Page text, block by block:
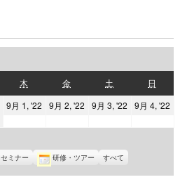
木
曜
日
金金
曜
日
土
曜
日
日
曜
日
9月 1, '22
2022
月
1
日
9月 2, '22
2022
月
日
9月 3, '22
2022
月
日
9月 4, '22
日
セミナー 研修・ツアー すべて